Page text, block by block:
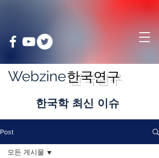
Webzine
​한국학 최신 이슈
한국연구
Post
모든 게시물